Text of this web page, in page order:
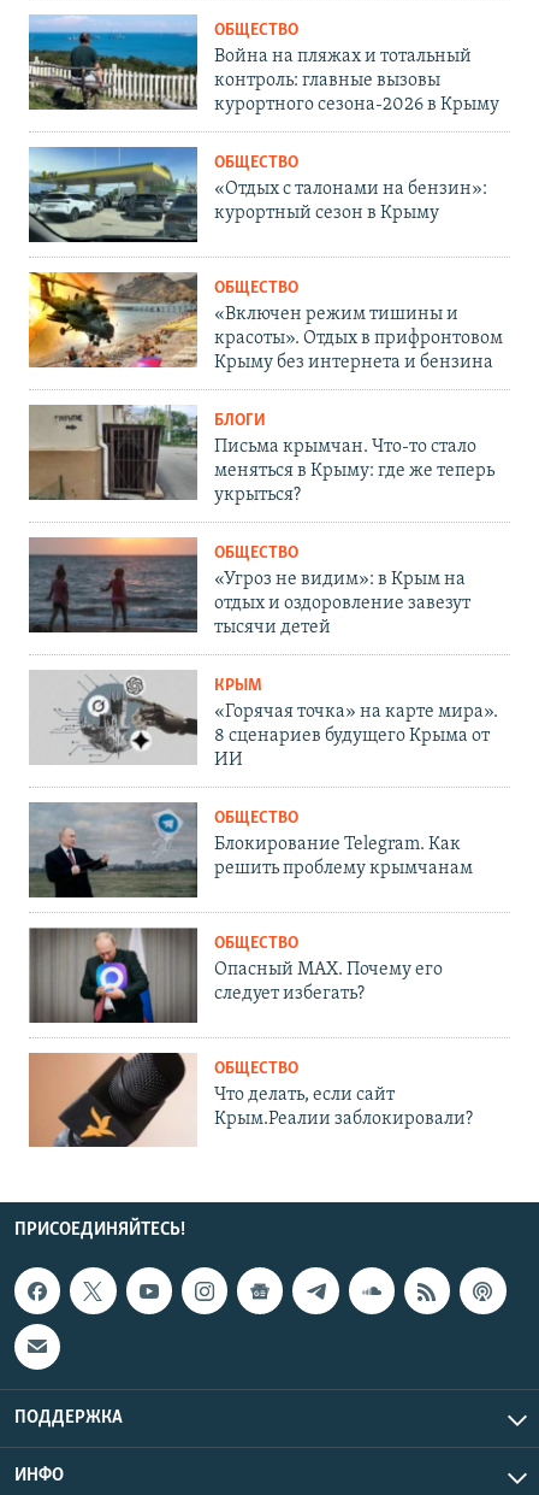
ОБЩЕСТВО
Война на пляжах и тотальный
контроль: главные вызовы
курортного сезона-2026 в Крыму
ОБЩЕСТВО
«Отдых с талонами на бензин»:
курортный сезон в Крыму
ОБЩЕСТВО
«Включен режим тишины и
красоты». Отдых в прифронтовом
Крыму без интернета и бензина
БЛОГИ
Письма крымчан. Что-то стало
меняться в Крыму: где же теперь
укрыться?
ОБЩЕСТВО
«Угроз не видим»: в Крым на
отдых и оздоровление завезут
тысячи детей
КРЫМ
«Горячая точка» на карте мира».
8 сценариев будущего Крыма от
ИИ
ОБЩЕСТВО
Блокирование Telegram. Как
решить проблему крымчанам
ОБЩЕСТВО
Опасный MAX. Почему его
следует избегать?
ОБЩЕСТВО
Что делать, если сайт
Крым.Реалии заблокировали?
ПРИСОЕДИНЯЙТЕСЬ!
ПОДДЕРЖКА
ИНФО